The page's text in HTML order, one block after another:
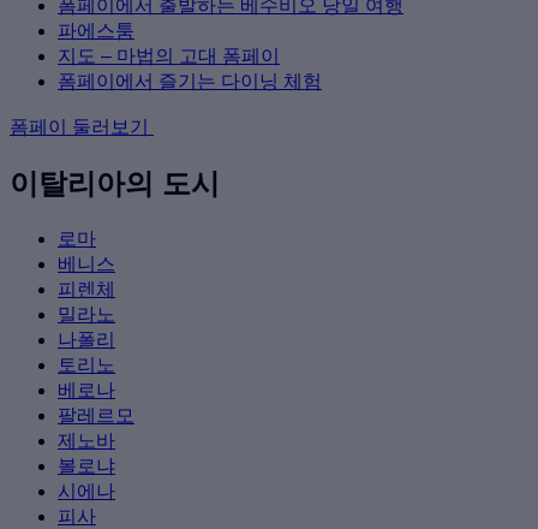
폼페이에서 출발하는 베수비오 당일 여행
파에스툼
지도 – 마법의 고대 폼페이
폼페이에서 즐기는 다이닝 체험
폼페이 둘러보기
이탈리아의 도시
로마
베니스
피렌체
밀라노
나폴리
토리노
베로나
팔레르모
제노바
볼로냐
시에나
피사